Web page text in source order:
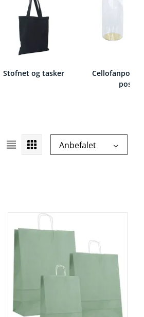
Stofnet og tasker
Cellofanposer
poser
sorteringsrækkefølge
Anbefalet